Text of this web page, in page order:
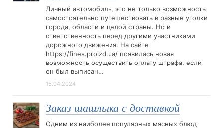
Личный автомобиль, это не только возможность
самостоятельно путешествовать в разные уголки
города, области и целой страны. Но и
ответственность перед другими участниками
дорожного движения. На сайте
https://fines.proizd.ua/ появилась новая
возможность осуществить оплату штрафа, если
он был выписан…
15.04.2024
Заказ шашлыка с доставкой
Одним из наиболее популярных мясных блюд